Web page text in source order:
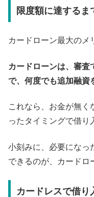
限度額に達する
カードローン最大のメ
カードローンは、審査
で、何度でも追加融資
これなら、お金が無く
ったタイミングで借り
小刻みに、必要になっ
できるのが、カードロ
カードレスで借り